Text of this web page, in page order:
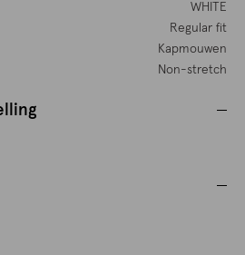
WHITE
Regular fit
Kapmouwen
Non-stretch